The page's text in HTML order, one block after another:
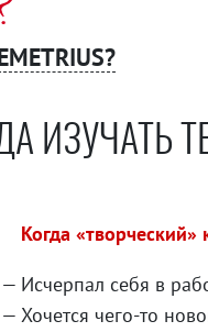
ИЗУЧАТЬ
Когда «творческий»
Исчерпал себя в
Хочется чего-то